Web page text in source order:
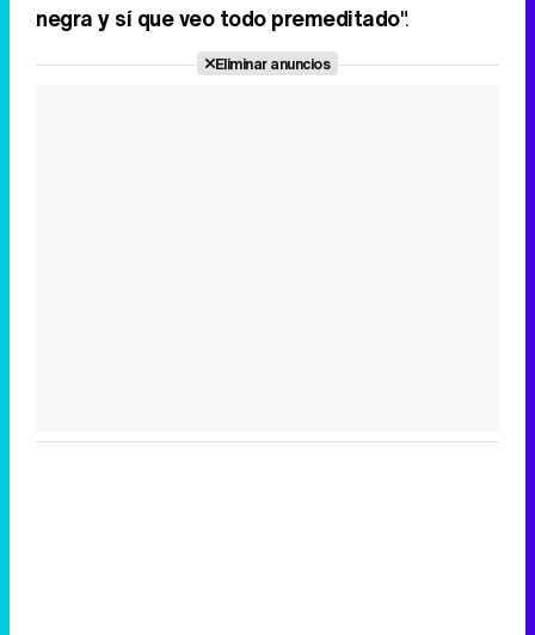
negra y sí que veo todo premeditado".
Eliminar anuncios